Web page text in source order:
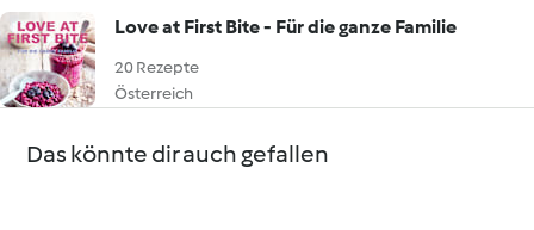
Love at First Bite - Für die ganze Familie
20 Rezepte
Österreich
Das könnte dir auch gefallen